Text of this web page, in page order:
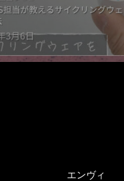
エンヴィ